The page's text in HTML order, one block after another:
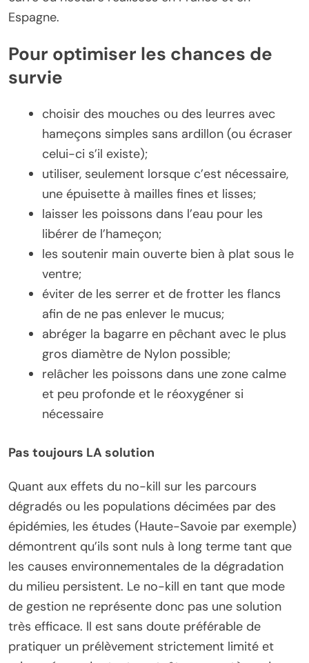
Espagne.
Pour optimiser les chances de
survie
choisir des mouches ou des leurres avec
hameçons simples sans ardillon (ou écraser
celui-ci s’il existe);
utiliser, seulement lorsque c’est nécessaire,
une épuisette à mailles fines et lisses;
laisser les poissons dans l’eau pour les
libérer de l’hameçon;
les soutenir main ouverte bien à plat sous le
ventre;
éviter de les serrer et de frotter les flancs
afin de ne pas enlever le mucus;
abréger la bagarre en pêchant avec le plus
gros diamètre de Nylon possible;
relâcher les poissons dans une zone calme
et peu profonde et le réoxygéner si
nécessaire
Pas toujours LA solution
Quant aux effets du no-kill sur les parcours
dégradés ou les populations décimées par des
épidémies, les études (Haute-Savoie par exemple)
démontrent qu’ils sont nuls à long terme tant que
les causes environnementales de la dégradation
du milieu persistent. Le no-kill en tant que mode
de gestion ne représente donc pas une solution
très efficace. Il est sans doute préférable de
pratiquer un prélèvement strictement limité et